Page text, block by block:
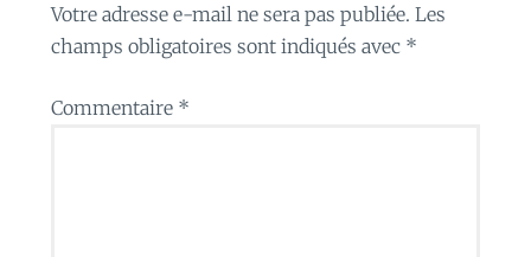
Votre adresse e-mail ne sera pas publiée. Les
champs obligatoires sont indiqués avec *
Commentaire *